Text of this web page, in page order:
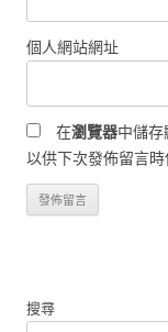
個人網站網址
在瀏覽器中儲
以供下次發佈留言時
搜尋